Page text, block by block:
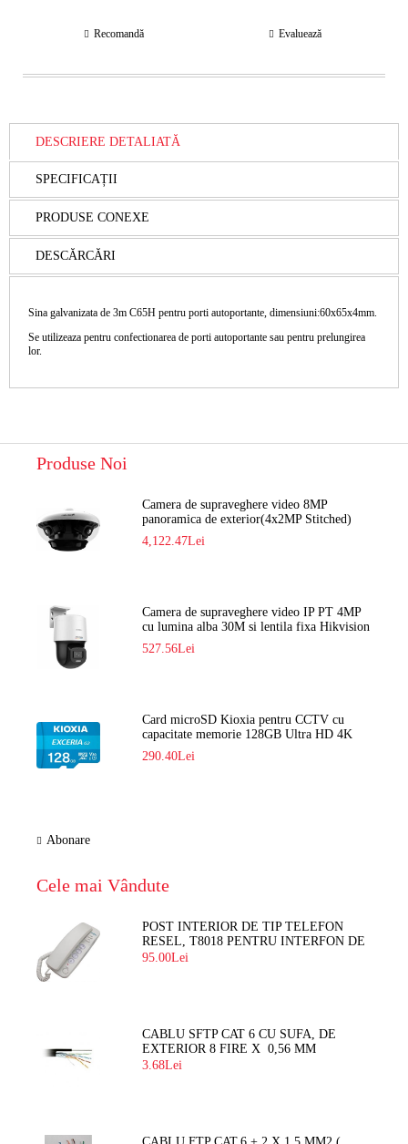
Recomandă Evaluează
DESCRIERE DETALIATĂ
SPECIFICAȚII
PRODUSE CONEXE
DESCĂRCĂRI
Sina galvanizata de 3m C65H pentru porti autoportante, dimensiuni:60x65x4mm.
Se utilizeaza pentru confectionarea de porti autoportante sau pentru prelungirea
lor.
Produse Noi
Camera de supraveghere video 8MP
panoramica de exterior(4x2MP Stitched)
Navaio NGC-7482PR
4,122.47Lei
Camera de supraveghere video IP PT 4MP
cu lumina alba 30M si lentila fixa Hikvision
DS-2DE2C400SCG-E F1
527.56Lei
Card microSD Kioxia pentru CCTV cu
capacitate memorie 128GB Ultra HD 4K
LMEX2L128GG2
290.40Lei
Abonare
Cele mai Vândute
POST INTERIOR DE TIP TELEFON
RESEL, T8018 PENTRU INTERFON DE
BLOC
95.00Lei
CABLU SFTP CAT 6 CU SUFA, DE
EXTERIOR 8 FIRE X 0,56 MM
3.68Lei